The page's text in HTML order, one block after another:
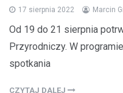
17 sierpnia 2022 Marcin
Od 19 do 21 sierpnia
Przyrodniczy. W
spotkania
CZYTAJ DALEJ